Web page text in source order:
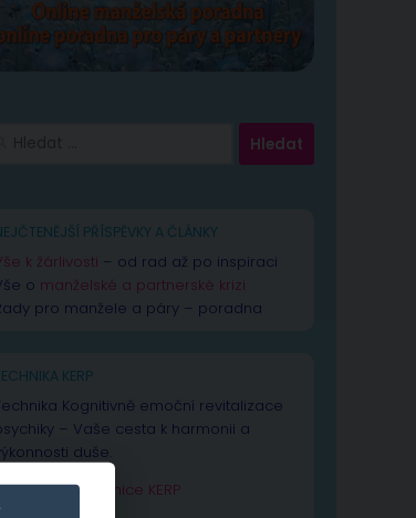
PŘÍSPĚVKY A ČLÁNKY
k žárlivosti – od rad až po inspiraci
o manželské a partnerské krizi
pro manžele a páry – poradna
KERP
Kognitivně emoční revitalizace
– Vaše cesta k harmonii a
duše.
více o technice KERP